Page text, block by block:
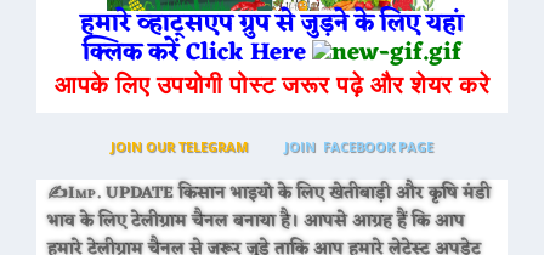
हमारे व्हाट्सएप ग्रुप से जुड़ने के लिए यहां
क्लिक करें Click Here
आपके लिए उपयोगी पोस्ट जरूर पढ़े और शेयर करे
JOIN OUR TELEGRAM JOIN FACEBOOK PAGE
✍Imp. UPDATE किसान भाइयो के लिए खेतीबाड़ी और कृषि मंडी
भाव के लिए टेलीग्राम चैनल बनाया है। आपसे आग्रह हैं कि आप